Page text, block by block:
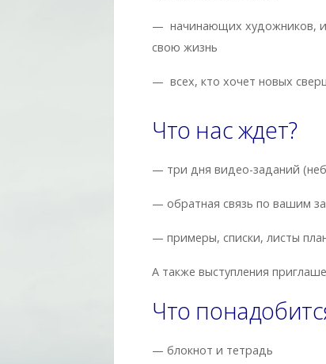
— начинающих художников,
свою жизнь
— всех, кто хочет новых
Что нас ждет?
— три дня видео-заданий
— обратная связь по вашим
— примеры, списки, листы
А также выступления
Что
— блокнот и тетрадь